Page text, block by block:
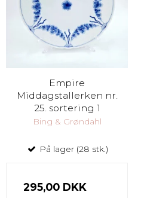
Empire
Middagstallerken nr.
25. sortering 1
Bing & Grøndahl
På lager (28 stk.)
295,00 DKK